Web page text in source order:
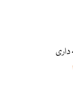
داری